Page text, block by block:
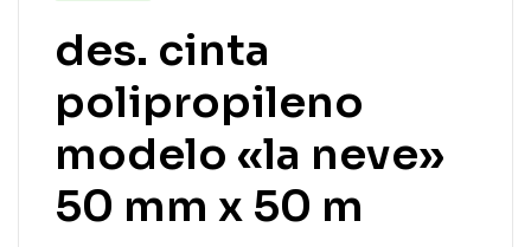
des. cinta
polipropileno
modelo «la neve»
50 mm x 50 m